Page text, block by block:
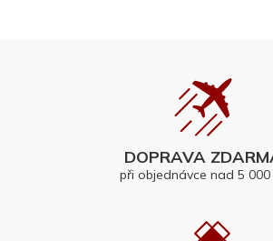
DOPRAVA
při objednávce nad 5 000